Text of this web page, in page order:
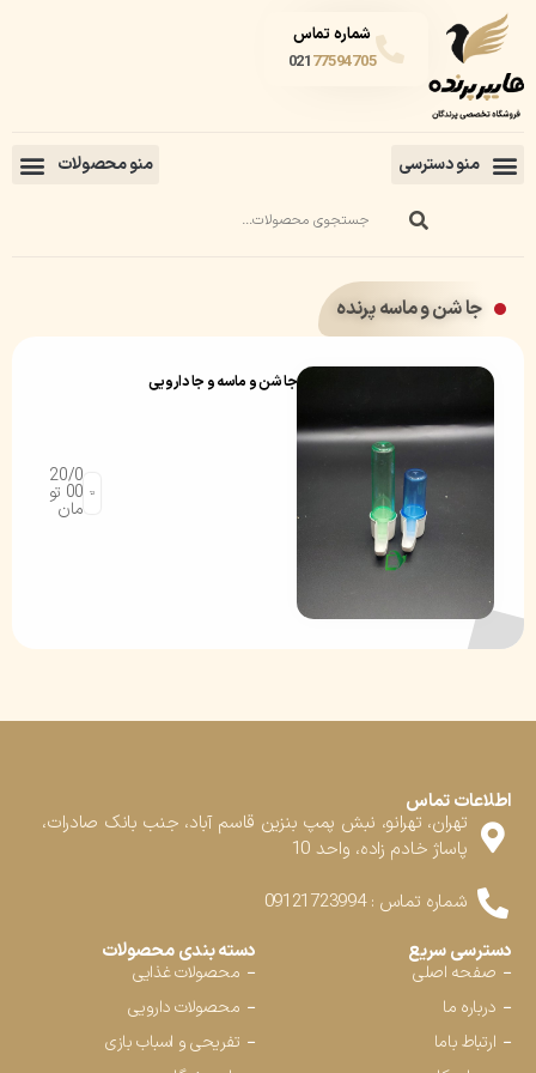
شماره تماس
02177594705
جا شن و ماسه پرنده
جا شن و ماسه و جا دارویی
20/0
00 تو
مان
اطلاعات تماس
تهران، تهرانو، نبش پمپ بنزین قاسم آباد، جنب بانک صادرات،
پاساژ خادم زاده، واحد 10
شماره تماس : 09121723994
دسترسی سریع
صفحه اصلی
درباره ما
ارتباط باما
دسته بندی محصولات
محصولات غذایی
محصولات دارویی
تفریحی و اسباب بازی